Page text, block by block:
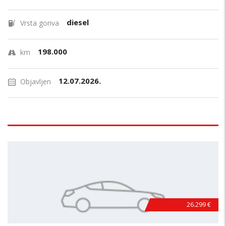
Vrsta goriva diesel
km 198.000
Objavljen 12.07.2026.
26.299 €